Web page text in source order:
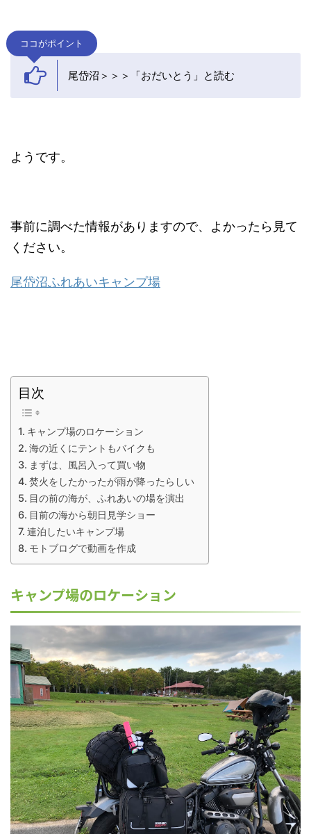
ココがポイント
尾岱沼＞＞＞「おだいとう」と読む
ようです。
事前に調べた情報がありますので、よかったら見て
ください。
尾岱沼ふれあいキャンプ場
目次
キャンプ場のロケーション
海の近くにテントもバイクも
まずは、風呂入って買い物
焚火をしたかったが雨が降ったらしい
目の前の海が、ふれあいの場を演出
目前の海から朝日見学ショー
連泊したいキャンプ場
モトブログで動画を作成
キャンプ場のロケーション